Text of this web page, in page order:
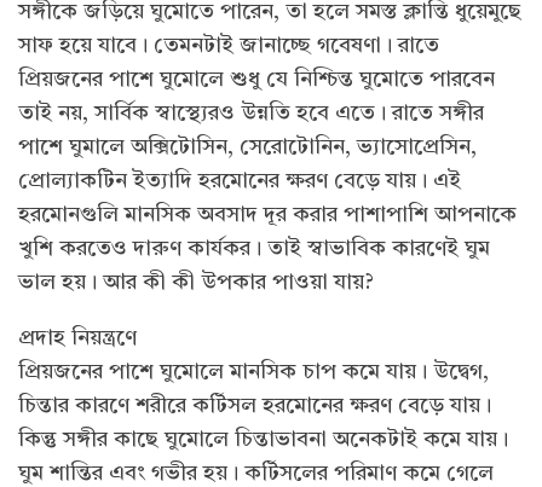
সঙ্গীকে জড়িয়ে ঘুমোতে পারেন, তা হলে সমস্ত ক্লান্তি ধুয়েমুছে
সাফ হয়ে যাবে। তেমনটাই জানাচ্ছে গবেষণা। রাতে
প্রিয়জনের পাশে ঘুমোলে শুধু যে নিশ্চিন্ত ঘুমোতে পারবেন
তাই নয়, সার্বিক স্বাস্থ্যেরও উন্নতি হবে এতে। রাতে সঙ্গীর
পাশে ঘুমালে অক্সিটোসিন, সেরোটোনিন, ভ্যাসোপ্রেসিন,
প্রোল্যাকটিন ইত্যাদি হরমোনের ক্ষরণ বেড়ে যায়। এই
হরমোনগুলি মানসিক অবসাদ দূর করার পাশাপাশি আপনাকে
খুশি করতেও দারুণ কার্যকর। তাই স্বাভাবিক কারণেই ঘুম
ভাল হয়। আর কী কী উপকার পাওয়া যায়?
প্রদাহ নিয়ন্ত্রণে
প্রিয়জনের পাশে ঘুমোলে মানসিক চাপ কমে যায়। উদ্বেগ,
চিন্তার কারণে শরীরে কর্টিসল হরমোনের ক্ষরণ বেড়ে যায়।
কিন্তু সঙ্গীর কাছে ঘুমোলে চিন্তাভাবনা অনেকটাই কমে যায়।
ঘুম শান্তির এবং গভীর হয়। কর্টিসলের পরিমাণ কমে গেলে